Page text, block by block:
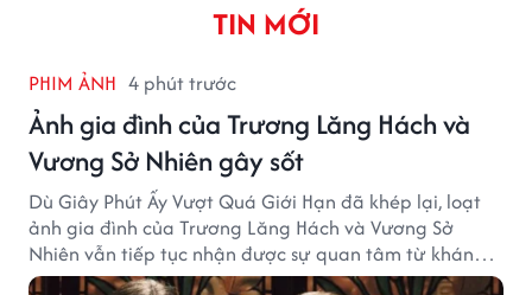
TIN MỚI
PHIM ẢNH 4 phút trước
Ảnh gia đình của Trương Lăng Hách và
Vương Sở Nhiên gây sốt
Dù Giây Phút Ấy Vượt Quá Giới Hạn đã khép lại, loạt
ảnh gia đình của Trương Lăng Hách và Vương Sở
Nhiên vẫn tiếp tục nhận được sự quan tâm từ khán
giả.